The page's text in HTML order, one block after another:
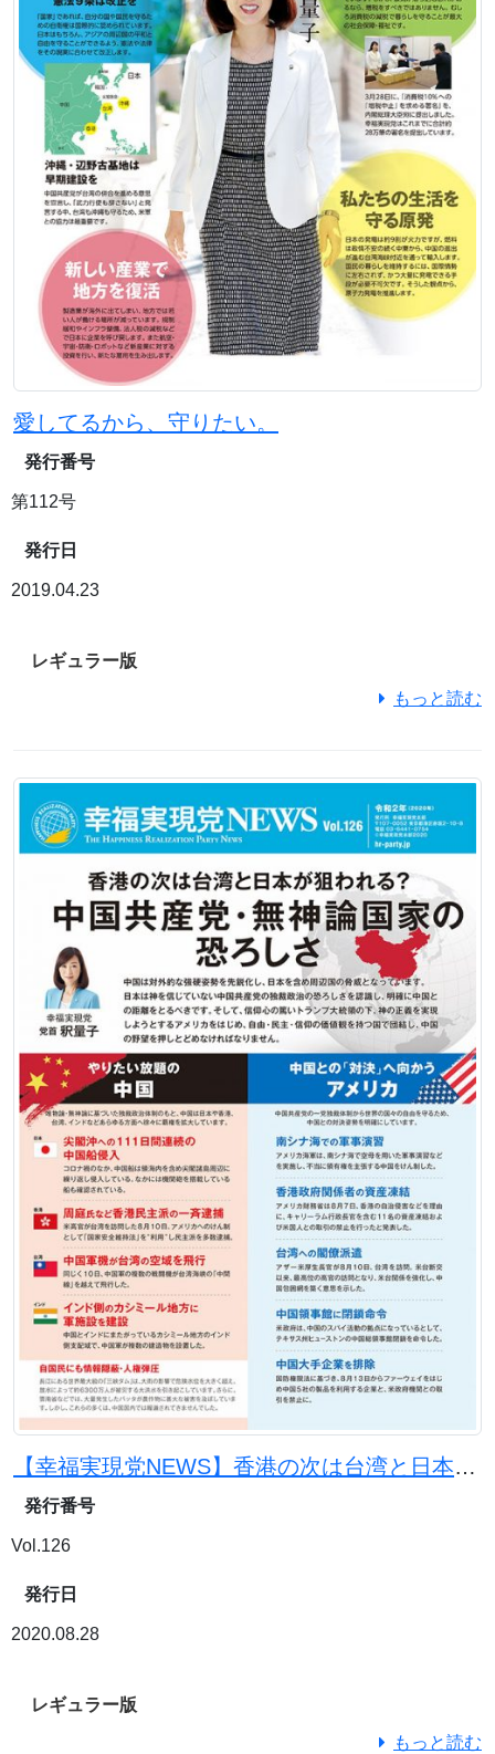
愛してるから、守りたい。
発行番号
第112号
発行日
2019.04.23
レギュラー版
もっと読む
【幸福実現党NEWS】香港の次は台湾と日本が狙われる？ 中国共産党・無神論国家の恐ろしさ
発行番号
Vol.126
発行日
2020.08.28
レギュラー版
もっと読む